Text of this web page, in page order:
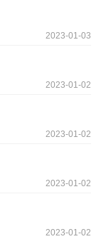
2023-01-03
2023-01-02
2023-01-02
2023-01-02
2023-01-02